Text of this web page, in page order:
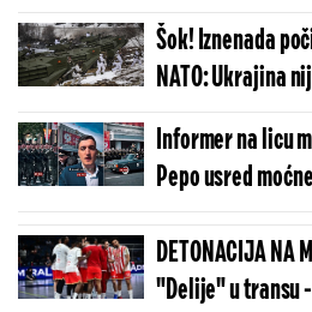
i pobedi nad
Šok! Iznenada
NATO: Ukrajina
odlučuje sudbina
Informer na licu
Pepo usred
ovako se brani
(FOTO/VIDEO)
DETONACIJA NA
"Delije" u transu